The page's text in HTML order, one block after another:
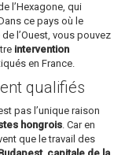
l’Hexagone, qui
ce pays où le
l’Ouest, vous pouvez
intervention
en France.
qualifiés
pas l’unique raison
hongrois. Car en
que le travail des